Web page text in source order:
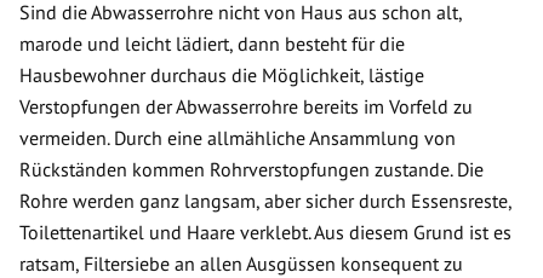
Sind die Abwasserrohre nicht von Haus aus schon alt,
marode und leicht lädiert, dann besteht für die
Hausbewohner durchaus die Möglichkeit, lästige
Verstopfungen der Abwasserrohre bereits im Vorfeld zu
vermeiden. Durch eine allmähliche Ansammlung von
Rückständen kommen Rohrverstopfungen zustande. Die
Rohre werden ganz langsam, aber sicher durch Essensreste,
Toilettenartikel und Haare verklebt. Aus diesem Grund ist es
ratsam, Filtersiebe an allen Ausgüssen konsequent zu